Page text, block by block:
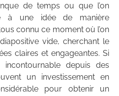
de temps ou que l’on
à une idée de manière
connu ce moment où l’on
vide, cherchant le
claires et engageantes. Si
incontournable depuis des
un investissement en
pour obtenir un